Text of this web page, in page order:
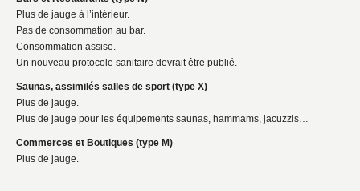
Plus de jauge à l’intérieur.
Pas de consommation au bar.
Consommation assise.
Un nouveau protocole sanitaire devrait être publié.
Saunas, assimilés salles de sport (type X)
Plus de jauge.
Plus de jauge pour les équipements saunas, hammams, jacuzzis…
Commerces et Boutiques (type M)
Plus de jauge.